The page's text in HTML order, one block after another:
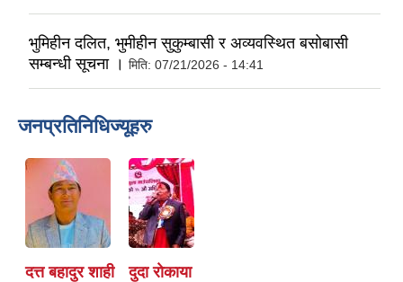
भुमिहीन दलित, भुमीहीन सुकुम्बासी र अव्यवस्थित बसोबासी
सम्बन्धी सूचना । मिति: 07/21/2026 - 14:41
जनप्रतिनिधिज्यूहरु
दत्त बहादुर शाही दुदा राेकाया